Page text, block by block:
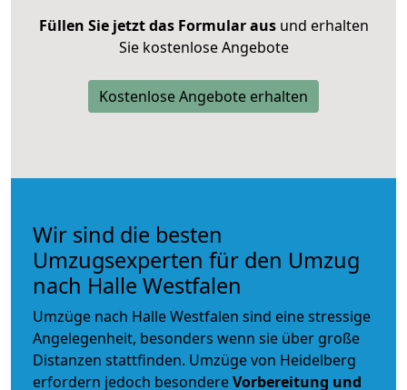
Füllen Sie jetzt das Formular ausund erhalten
Sie kostenlose Angebote
Kostenlose Angebote erhalten
Wir sind die besten
Umzugsexperten für den Umzug
nach Halle Westfalen
Umzüge nach Halle Westfalen sind eine stressige
Angelegenheit, besonders wenn sie über große
Distanzen stattfinden. Umzüge von Heidelberg
erfordern jedoch besondereVorbereitung und